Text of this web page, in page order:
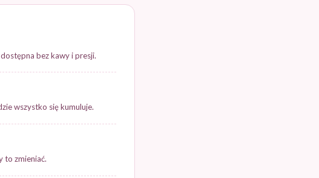
bez kawy i presji.
wszystko się kumuluje.
to zmieniać.